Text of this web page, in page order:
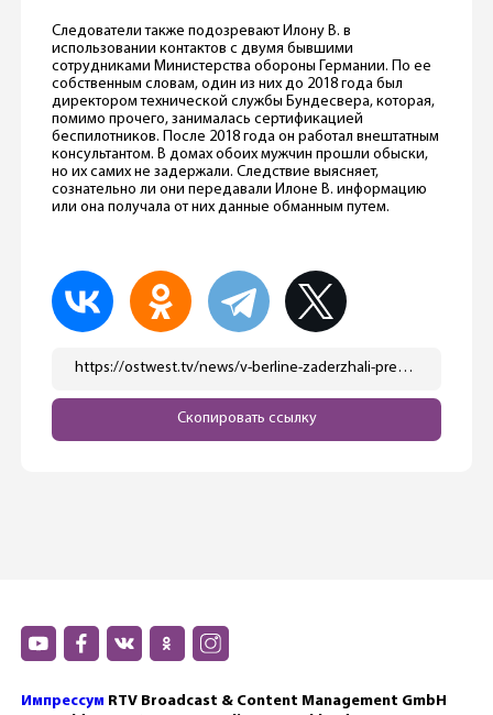
Следователи также подозревают Илону В. в
использовании контактов с двумя бывшими
сотрудниками Министерства обороны Германии. По ее
собственным словам, один из них до 2018 года был
директором технической службы Бундесвера, которая,
помимо прочего, занималась сертификацией
беспилотников. После 2018 года он работал внештатным
консультантом. В домах обоих мужчин прошли обыски,
но их самих не задержали. Следствие выясняет,
сознательно ли они передавали Илоне В. информацию
или она получала от них данные обманным путем.
https://ostwest.tv/news/v-berline-zaderzhali-predpolagaemuju-rossijskuju-shpionku/
Скопировать ссылку
Импрессум RTV Broadcast & Content Management GmbH